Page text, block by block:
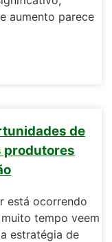
aumento parece
de
produtores
está ocorrendo
tempo veem
estratégia de